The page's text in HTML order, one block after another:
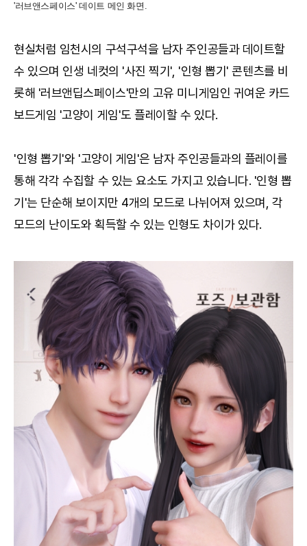
'러브앤스페이스' 데이트 메인 화면.
현실처럼 임천시의 구석구석을 남자 주인공들과 데이트할
수 있으며 인생 네컷의 '사진 찍기', '인형 뽑기' 콘텐츠를 비
롯해 '러브앤딥스페이스'만의 고유 미니게임인 귀여운 카드
보드게임 '고양이 게임'도 플레이할 수 있다.
'인형 뽑기'와 '고양이 게임'은 남자 주인공들과의 플레이를
통해 각각 수집할 수 있는 요소도 가지고 있습니다. '인형 뽑
기'는 단순해 보이지만 4개의 모드로 나뉘어져 있으며, 각
모드의 난이도와 획득할 수 있는 인형도 차이가 있다.